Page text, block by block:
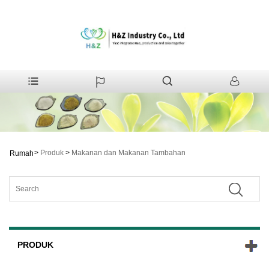
Rumah> Produk > Makanan dan Makanan Tambahan
PRODUK